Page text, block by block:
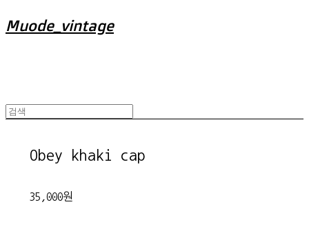
Muode_vintage
Obey khaki cap
35,000원